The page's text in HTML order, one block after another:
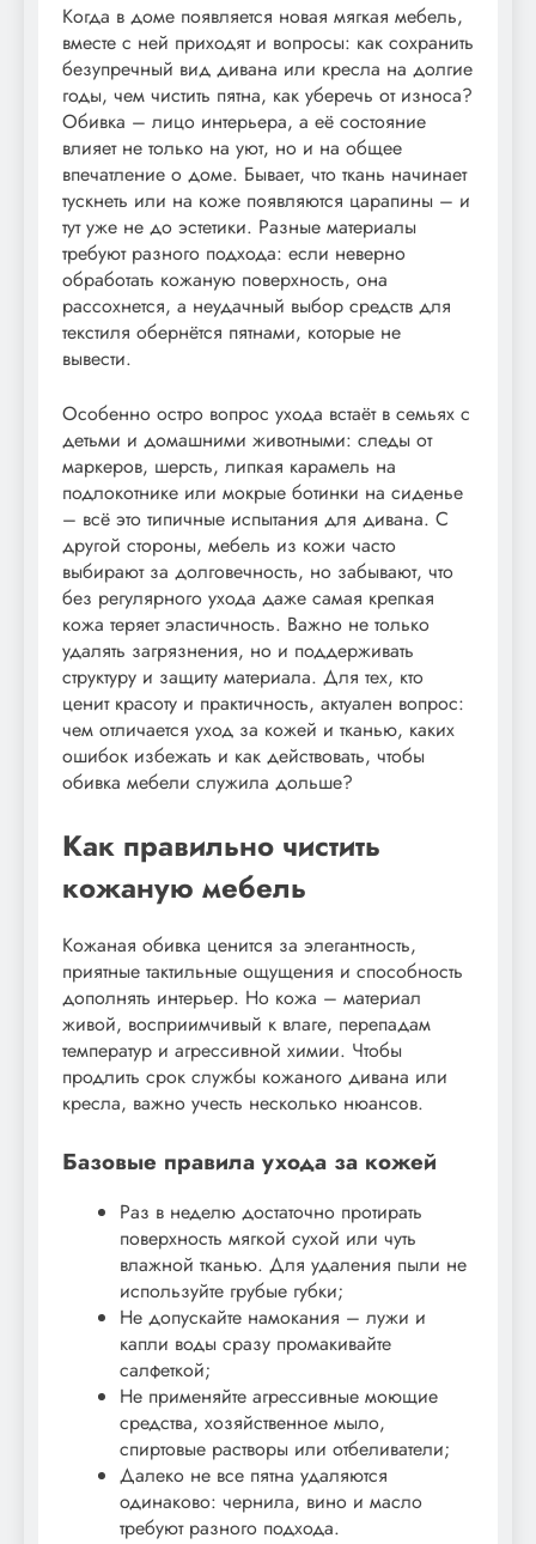
Когда в доме появляется новая мягкая мебель,
вместе с ней приходят и вопросы: как сохранить
безупречный вид дивана или кресла на долгие
годы, чем чистить пятна, как уберечь от износа?
Обивка – лицо интерьера, а её состояние
влияет не только на уют, но и на общее
впечатление о доме. Бывает, что ткань начинает
тускнеть или на коже появляются царапины – и
тут уже не до эстетики. Разные материалы
требуют разного подхода: если неверно
обработать кожаную поверхность, она
рассохнется, а неудачный выбор средств для
текстиля обернётся пятнами, которые не
вывести.
Особенно остро вопрос ухода встаёт в семьях с
детьми и домашними животными: следы от
маркеров, шерсть, липкая карамель на
подлокотнике или мокрые ботинки на сиденье
– всё это типичные испытания для дивана. С
другой стороны, мебель из кожи часто
выбирают за долговечность, но забывают, что
без регулярного ухода даже самая крепкая
кожа теряет эластичность. Важно не только
удалять загрязнения, но и поддерживать
структуру и защиту материала. Для тех, кто
ценит красоту и практичность, актуален вопрос:
чем отличается уход за кожей и тканью, каких
ошибок избежать и как действовать, чтобы
обивка мебели служила дольше?
Как правильно чистить
кожаную мебель
Кожаная обивка ценится за элегантность,
приятные тактильные ощущения и способность
дополнять интерьер. Но кожа – материал
живой, восприимчивый к влаге, перепадам
температур и агрессивной химии. Чтобы
продлить срок службы кожаного дивана или
кресла, важно учесть несколько нюансов.
Базовые правила ухода за кожей
Раз в неделю достаточно протирать
поверхность мягкой сухой или чуть
влажной тканью. Для удаления пыли не
используйте грубые губки;
Не допускайте намокания – лужи и
капли воды сразу промакивайте
салфеткой;
Не применяйте агрессивные моющие
средства, хозяйственное мыло,
спиртовые растворы или отбеливатели;
Далеко не все пятна удаляются
одинаково: чернила, вино и масло
требуют разного подхода.